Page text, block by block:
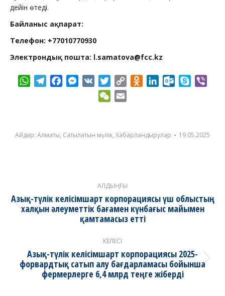
дейін өтеді.
Байланыс ақпарат:
Телефон: +77010770930
Электрондықпошта: l.samatova@fcc.kz
WhatsApp
TelegramFacebookMessenger
VK Twitter
Copy
Odnoklassniki
LinkedInOutlook.com
Skype
WeChat
Айдар: Алматы, Сатылатын мүлік, Хабарландырулар 19.05.2025
navigation
АЛДЫҢҒЫ
Previous
post:
Азық-түлік келісімшарт корпорациясы үш облыстың
халқын әлеуметтік бағамен күнбағыс майымен
қамтамасыз етті
КЕЛЕСІ
Next
post:
Азық-түлік келісімшарт корпорациясы 2025-
форвардтық сатып алу бағдарламасы бойынша
фермерлерге 6,4 млрд теңге жіберді